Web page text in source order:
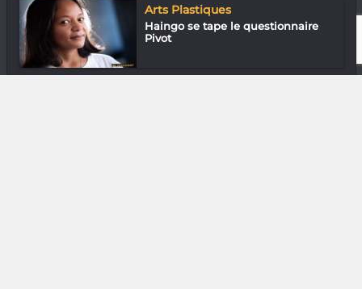
Arts Plastiques
Haingo se tape le questionnaire
Pivot